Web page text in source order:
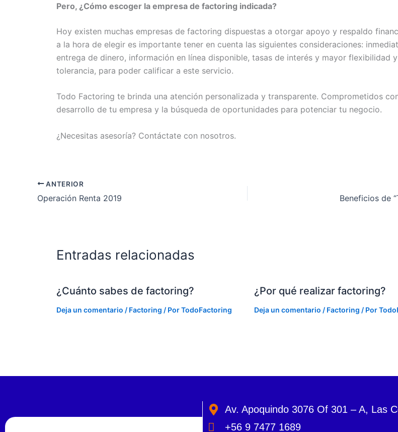
Pero, ¿Cómo escoger la empresa de factoring indicada?
Hoy existen muchas empresas de factoring dispuestas a otorgar apoyo y respaldo
a la hora de elegir es importante tener en cuenta las siguientes consideraciones:
entrega de dinero, información en línea disponible, tasas de interés y mayor flexibilidad y
tolerancia, para poder calificar a este servicio.
Todo Factoring te brinda una atención personalizada y transparente. Comprometidos
desarrollo de tu empresa y la búsqueda de oportunidades para potenciar tu negocio.
¿Necesitas asesoría? Contáctate con nosotros.
ANTERIOR
Operación Renta 2019 Beneficios de
Entradas relacionadas
¿Cuánto sabes de factoring?
Deja un comentario / Factoring / PorTodoFactoring
¿Por qué realizar factoring?
Deja un comentario / Factoring / Por
Av. Apoquindo 3076 Of 301 – A, Las
+56 9 7477 1689